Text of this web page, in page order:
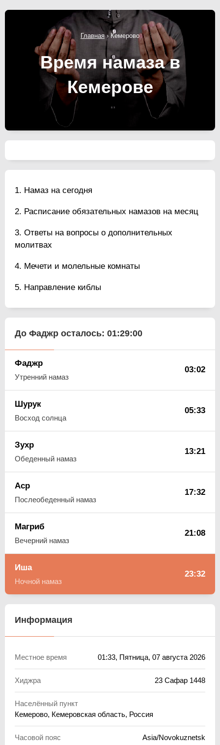
Главная› Кемерово
Время намаза в
Кемерове
Намаз на сегодня
Расписание обязательных намазов на месяц
Ответы на вопросы о дополнительных
молитвах
Мечети и молельные комнаты
Направление киблы
До Фаджр осталось: 01:28:59
Фаджр
Утренний намаз
03:02
Шурук
Восход солнца
05:33
Зухр
Обеденный намаз
13:21
Аср
Послеобеденный намаз
17:32
Магриб
Вечерний намаз
21:08
Иша
Ночной намаз
23:32
Информация
Местное время 01:33, Пятница, 07 августа 2026
Хиджра 23 Сафар 1448
Населённый пункт
Кемерово, Кемеровская область, Россия
Часовой пояс Asia/Novokuznetsk